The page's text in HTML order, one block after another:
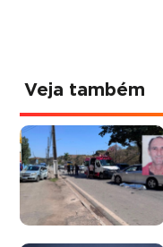
Veja também